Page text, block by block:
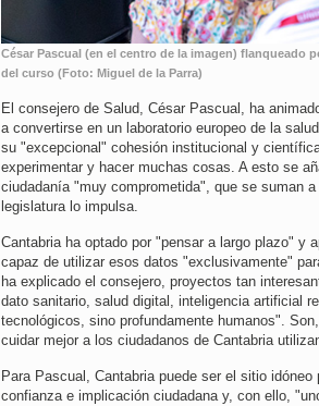
César Pascual (en el centro de la imagen) flanqueado
del curso (Foto: Miguel de la Parra)
El consejero de Salud, César Pascual, ha
a convertirse en un laboratorio europeo de la
su "excepcional" cohesión institucional y
experimentar y hacer muchas cosas. A esto se
ciudadanía "muy comprometida", que se suman
legislatura lo impulsa.
Cantabria ha optado por "pensar a largo plazo" y
capaz de utilizar esos datos "exclusivamente"
ha explicado el consejero, proyectos tan
dato sanitario, salud digital, inteligencia artificial
tecnológicos, sino profundamente humanos".
cuidar mejor a los ciudadanos de Cantabria
Para Pascual, Cantabria puede ser el sitio
confianza e implicación ciudadana y, con ello,